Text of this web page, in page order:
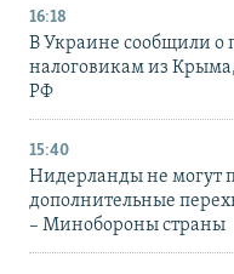
16:18
В Украине сообщили
налоговикам из
РФ
15:40
Нидерланды не могут
дополнительные
– Минобороны страны